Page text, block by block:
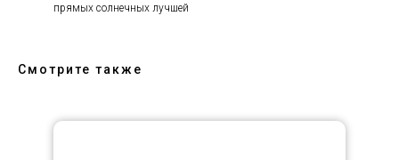
прямых солнечных лучшей
Смотрите также